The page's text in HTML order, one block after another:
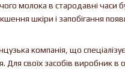
молока в стародавні часи
шкіри і запобігання
компанія, що
Для своїх засобів